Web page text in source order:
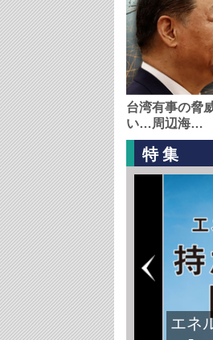
台湾有事の脅
い…周辺海…
特集
エネ